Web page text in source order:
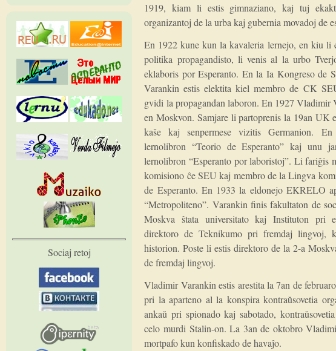
1919, kiam li estis gimnaziano, kaj tuj
organizantoj de la urba kaj gubernia movadoj de
En 1922 kune kun la kavaleria lernejo, en kiu li
politika propagandisto, li venis al la urbo
eklaboris por Esperanto. En la Ia Kongreso de
Varankin estis elektita kiel membro de CK
gvidi la propagandan laboron. En 1927 Vladimir
en Moskvon. Samjare li partoprenis la 19an UK
kaŝe kaj senpermese vizitis Germanion.
lernolibron “Teorio de Esperanto” kaj unu
lernolibron “Esperanto por laboristoj”. Li fariĝis
komisiono ĉe SEU kaj membro de la Lingva
de Esperanto. En 1933 la eldonejo EKRELO
“Metropoliteno”. Varankin finis fakultaton de
Moskva ŝtata universitato kaj Instituton pri
direktoro de Teknikumo pri fremdaj lingvoj,
historion. Poste li estis direktoro de la 2-a
de fremdaj lingvoj.
Vladimir Varankin estis arestita la 7an de
pri la aparteno al la konspira kontraŭsovetia
ankaŭ pri spionado kaj sabotado,
celo murdi Stalin-on. La 3an de oktobro
mortpafo kun konfiskado de havaĵo.
Sociaj retoj